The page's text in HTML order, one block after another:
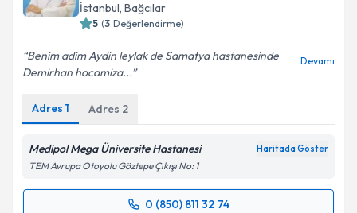
İstanbul, Bağcılar
5 (3 Değerlendirme)
Benim adim Aydin leylak de Samatya hastanesinde
Demirhan hocamiza...
Devamı
Adres 1 Adres 2
Medipol Mega Üniversite Hastanesi Haritada Göster
TEM Avrupa Otoyolu Göztepe Çıkışı No: 1
0 (850) 811 32 74